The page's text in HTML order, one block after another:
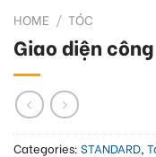
HOME / TÓC
Giao diện
Categories: STANDARD